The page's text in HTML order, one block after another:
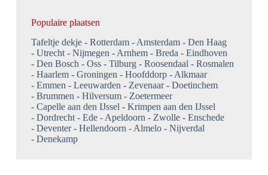
Populaire plaatsen
Tafeltje dekje
Rotterdam Amsterdam
Den Haag
Utrecht
Nijmegen Arnhem Breda
Eindhoven
Den Bosch
Oss Tilburg Roosendaal
Rosmalen
Haarlem
Groningen Hoofddorp
Alkmaar
Emmen
Leeuwarden Zevenaar
Doetinchem
Brummen
Hilversum
Zoetermeer
Capelle aan den IJssel
Krimpen aan den IJssel
Dordrecht
Ede Apeldoorn Zwolle
Enschede
Deventer
Hellendoorn Almelo
Nijverdal
Denekamp